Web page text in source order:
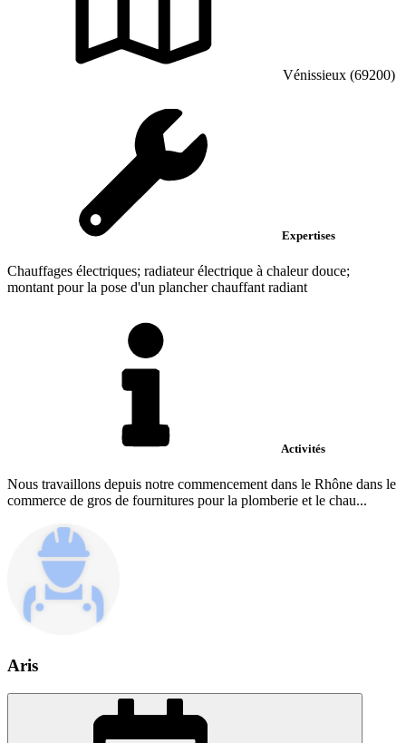
Vénissieux (69200)
Expertises
Chauffages électriques; radiateur électrique à chaleur douce;
montant pour la pose d'un plancher chauffant radiant
Activités
Nous travaillons depuis notre commencement dans le Rhône dans le
commerce de gros de fournitures pour la plomberie et le chau...
Aris